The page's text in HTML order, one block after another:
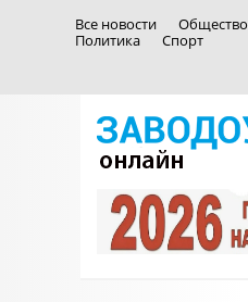
Все новости Общество
Политика
Спорт